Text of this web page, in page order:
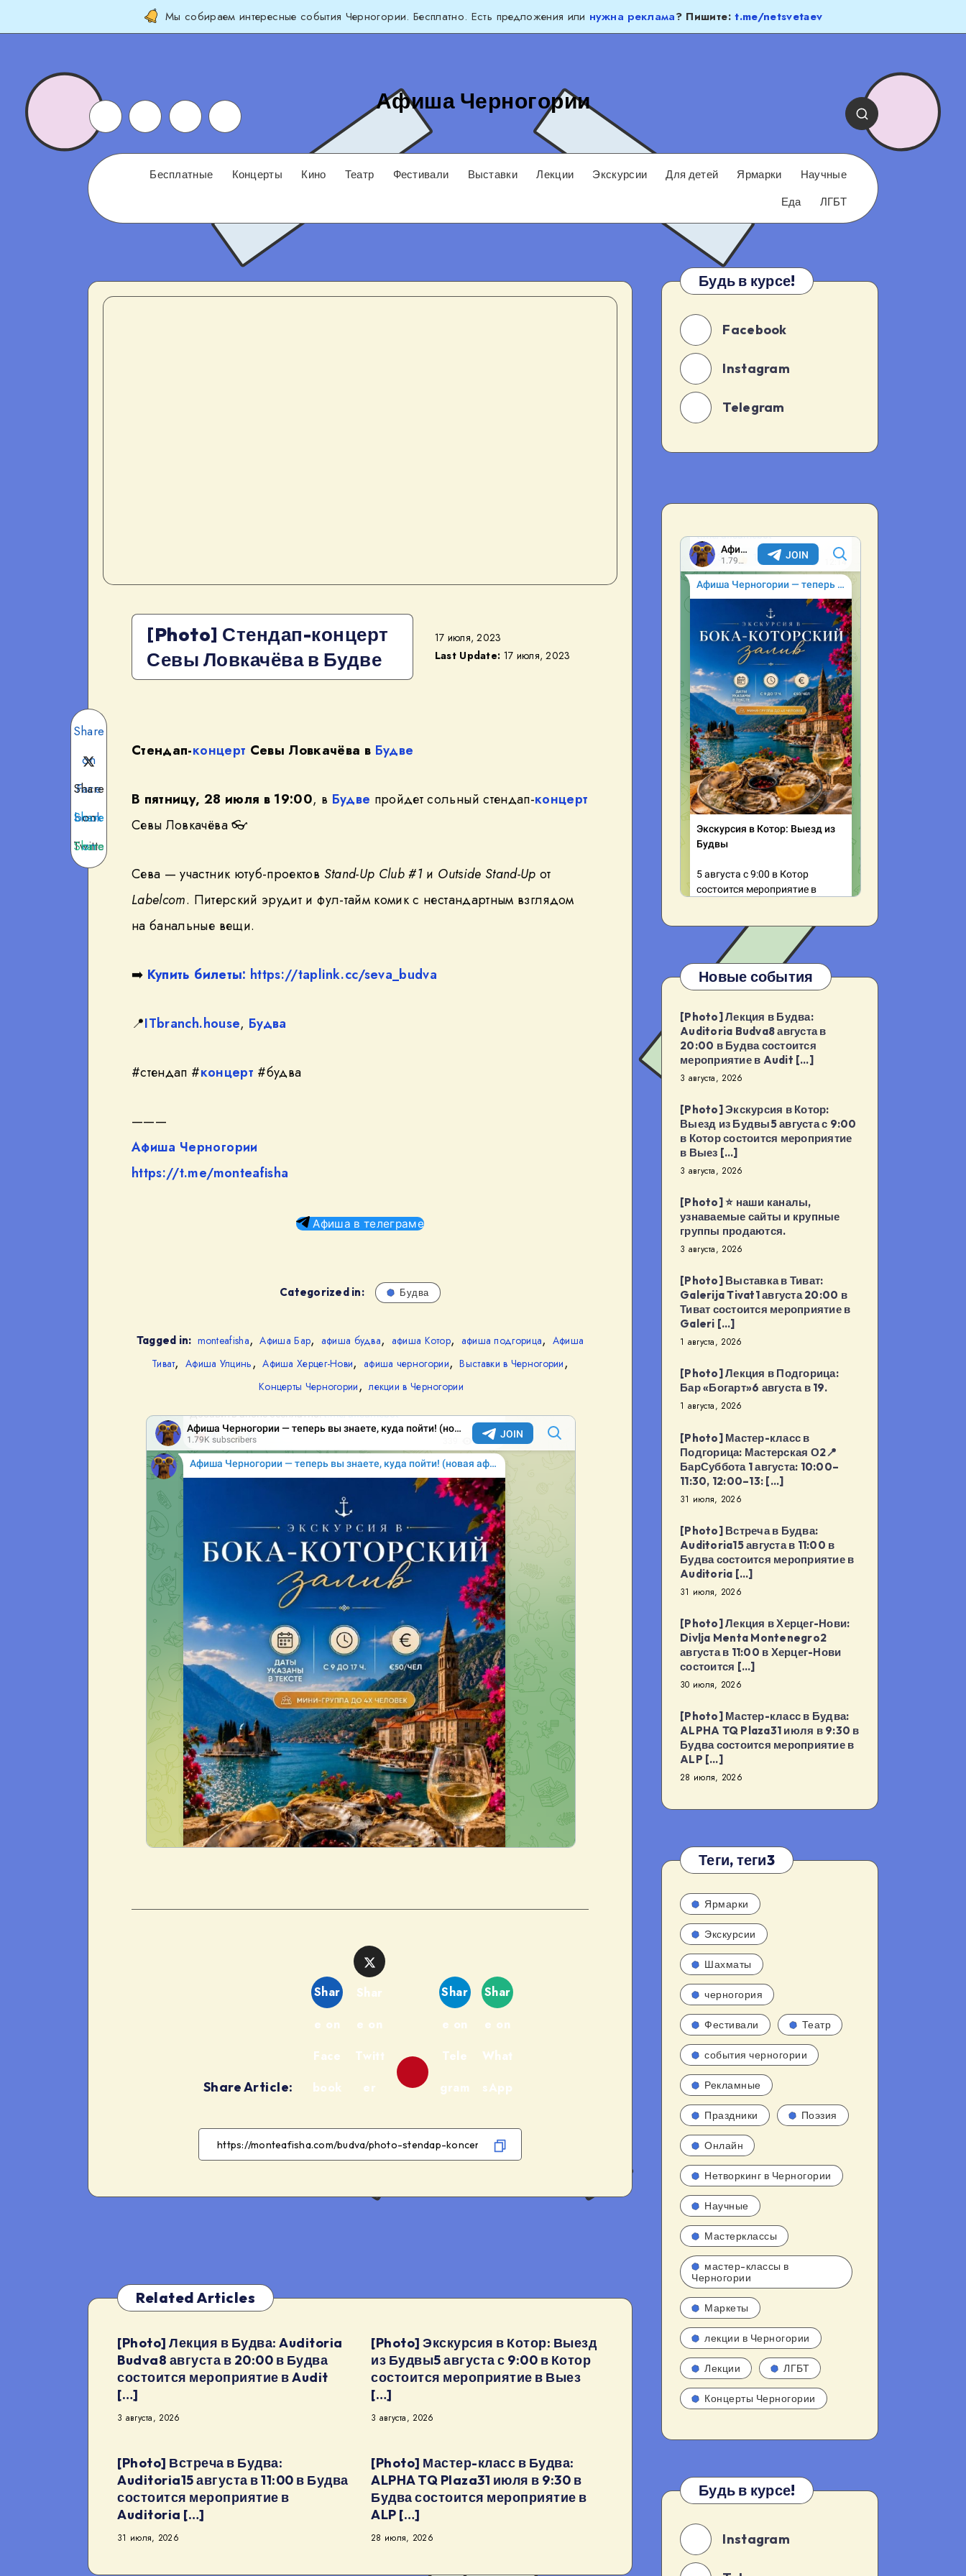
Мы собираем интересные события Черногории. Бесплатно. Есть предложения или нужна реклама? Пишите:t.me/netsvetaev
Афиша Черногории
Бесплатные Концерты Кино Театр Фестивали Выставки Лекции Экскурсии Для детей Ярмарки
Научные
Еда
ЛГБТ
[Photo] Стендап-концерт
Севы Ловкачёва в Будве
17 июля, 2023
Last Update: 17 июля, 2023
Share
on
Face
book
Share
on
Twitte
Share
on
Share
Стендап-концерт Севы Ловкачёва в Будве
В пятницу, 28 июля в 19:00, в Будве пройдет сольный стендап-концерт
Севы Ловкачёва 👓
Сева — участник ютуб-проектов Stand-Up Club #1 и Outside Stand-Up от
Labelcom. Питерский эрудит и фул-тайм комик с нестандартным взглядом
на банальные вещи.
➡️ Купить билеты: https://taplink.cc/seva_budva
📍ITbranch.house, Будва
#стендап #концерт #будва
———
Афиша Черногории
https://t.me/monteafisha
Афиша в телеграме
Categorized in: Будва
Tagged in: monteafisha, Афиша Бар, афиша будва, афиша Котор, афиша подгорица, Афиша
Тиват, Афиша Улцинь, Афиша Херцег-Нови, афиша черногории, Выставки в Черногории,
Концерты Черногории, лекции в Черногории
Share Article:
Shar
e on
Face
book
Shar
e on
Twitt
er
Shar
e on
Tele
gram
Shar
e on
What
sApp
Related Articles
[Photo] Лекция в Будва: Auditoria
Budva8 августа в 20:00 в Будва
состоится мероприятие в Audit
[…]
3 августа, 2026
[Photo] Экскурсия в Котор: Выезд
из Будвы5 августа с 9:00 в Котор
состоится мероприятие в Выез
[…]
3 августа, 2026
[Photo] Встреча в Будва:
Auditoria15 августа в 11:00 в Будва
состоится мероприятие в
Auditoria […]
31 июля, 2026
[Photo] Мастер-класс в Будва:
ALPHA TQ Plaza31 июля в 9:30 в
Будва состоится мероприятие в
ALP […]
28 июля, 2026
Будь в курсе!
Facebook
Instagram
Telegram
Новые события
[Photo] Лекция в Будва:
Auditoria Budva8 августа в
20:00 в Будва состоится
мероприятие в Audit […]
3 августа, 2026
[Photo] Экскурсия в Котор:
Выезд из Будвы5 августа с 9:00
в Котор состоится мероприятие
в Выез […]
3 августа, 2026
[Photo] ⭐️ наши каналы,
узнаваемые сайты и крупные
группы продаются.
3 августа, 2026
[Photo] Выставка в Тиват:
Galerija Tivat1 августа 20:00 в
Тиват состоится мероприятие в
Galeri […]
1 августа, 2026
[Photo] Лекция в Подгорица:
Бар «Богарт»6 августа в 19.
1 августа, 2026
[Photo] Мастер-класс в
Подгорица: Мастерская О2📍
БарСуббота 1 августа: 10:00–
11:30, 12:00–13: […]
31 июля, 2026
[Photo] Встреча в Будва:
Auditoria15 августа в 11:00 в
Будва состоится мероприятие в
Auditoria […]
31 июля, 2026
[Photo] Лекция в Херцег-Нови:
Divlja Menta Montenegro2
августа в 11:00 в Херцег-Нови
состоится […]
30 июля, 2026
[Photo] Мастер-класс в Будва:
ALPHA TQ Plaza31 июля в 9:30 в
Будва состоится мероприятие в
ALP […]
28 июля, 2026
Теги, теги3
Ярмарки
Экскурсии
Шахматы
черногория
Фестивали Театр
события черногории
Рекламные
Праздники Поэзия
Онлайн
Нетворкинг в Черногории
Научные
Мастерклассы
мастер-классы в
Черногории
Маркеты
лекции в Черногории
Лекции ЛГБТ
Концерты Черногории
Будь в курсе!
Instagram